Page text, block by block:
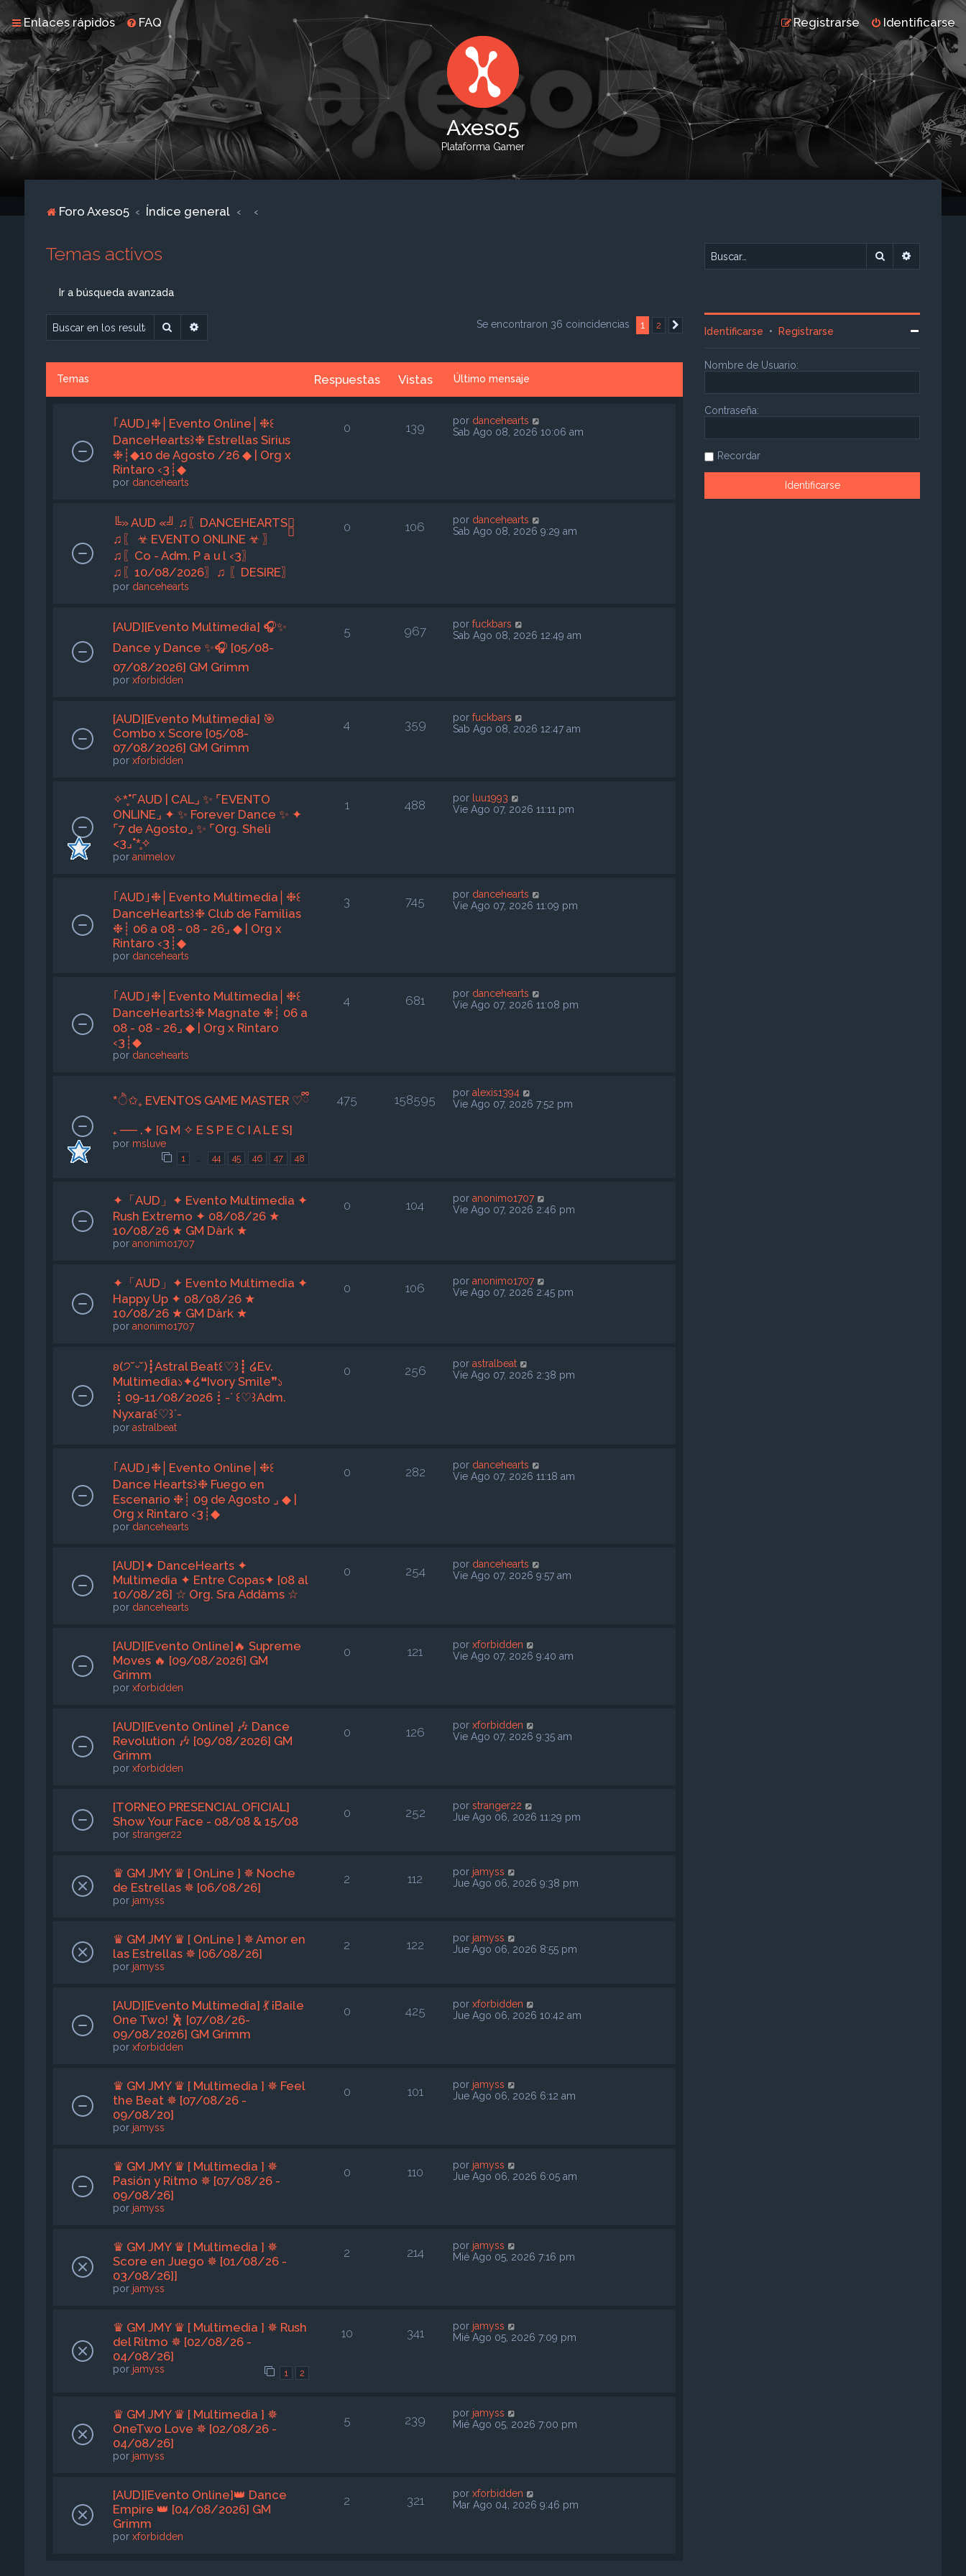
Enlaces rápidos FAQ Identificarse
Registrarse
Axeso5
Plataforma Gamer
Foro Axeso5 Índice general
Temas activos
Ir a búsqueda avanzada
Buscar Se encontraron 36 coincidencias 1 2 Siguiente
Temas Respuestas Vistas Último mensaje
｢AUD｣❉│Evento Online│❉꒰
DanceHearts꒱❉ Estrellas Sirius
❉┊◆10 de Agosto /26 ◆ | Org x
Rintaro ‹3┊◆
por dancehearts
0 139 por dancehearts
Sab Ago 08, 2026 10:06 am
╚» AUD «╝ִ ♫〖DANCEHEARTS〗ִ
♫〖 ☣︎ EVENTO ONLINE ☣︎ 〗
♫〖Co - Adm. P a u l ‹3〗
♫〖10/08/2026〗♫ 〖DESIRE〗
por dancehearts
0 106 por dancehearts
Sab Ago 08, 2026 9:29 am
[AUD][Evento Multimedia] 🎧✨
Dance y Dance ✨🎧 [05/08-
07/08/2026] GM Grimm
por xforbidden
5 967 porfuckbars
Sab Ago 08, 2026 12:49 am
[AUD][Evento Multimedia] 🎯
Combo x Score [05/08-
07/08/2026] GM Grimm
por xforbidden
4 359 porfuckbars
Sab Ago 08, 2026 12:47 am
✧*̥˚⌜AUD | CAL⌟ ✨ ⌜EVENTO
ONLINE⌟ ✦ ✨ Forever Dance ✨ ✦
⌜7 de Agosto⌟ ✨ ⌜Org. Sheli
<3⌟˚*̥✧
por animelov
1 488 por luu1993
Vie Ago 07, 2026 11:11 pm
｢AUD｣❉│Evento Multimedia│❉꒰
DanceHearts꒱❉ Club de Familias
❉┊ 06 a 08 - 08 - 26⌟ ◆ | Org x
Rintaro ‹3┊◆
por dancehearts
3 745 por dancehearts
Vie Ago 07, 2026 11:09 pm
｢AUD｣❉│Evento Multimedia│❉꒰
DanceHearts꒱❉ Magnate ❉┊ 06 a
08 - 08 - 26⌟ ◆ | Org x Rintaro
‹3┊◆
por dancehearts
4 681 por dancehearts
Vie Ago 07, 2026 11:08 pm
*ੈ✩₊ EVENTOS GAME MASTER ♡ྀི
₊ ── .✦ [G M ✧ E S P E C I A L E S]
por msluve
1 … 44 45 46 47 48
475 158595 poralexis1394
Vie Ago 07, 2026 7:52 pm
✦「AUD」✦ Evento Multimedia ✦
Rush Extremo ✦ 08/08/26 ★
10/08/26 ★ GM Dàrk ★
por anonimo1707
0 104 poranonimo1707
Vie Ago 07, 2026 2:46 pm
✦「AUD」✦ Evento Multimedia ✦
Happy Up ✦ 08/08/26 ★
10/08/26 ★ GM Dàrk ★
por anonimo1707
0 106 poranonimo1707
Vie Ago 07, 2026 2:45 pm
ʚ(੭˘ᵕ˘)┋Astral Beat꒰♡︎꒱┋ ໒Ev.
Multimedia১✦໒❝Ivory Smile❞১
┋09-11/08/2026┋-` ꒰♡︎꒱Adm.
Nyxara꒰♡︎꒱´-
por astralbeat
0 256 porastralbeat
Vie Ago 07, 2026 2:38 pm
｢AUD｣❉│Evento Online│❉꒰
Dance Hearts꒱❉ Fuego en
Escenario ❉┊ 09 de Agosto ⌟ ◆ |
Org x Rintaro ‹3┊◆
por dancehearts
0 282 por dancehearts
Vie Ago 07, 2026 11:18 am
[AUD]✦ DanceHearts ✦
Multimedia ✦ Entre Copas✦ [08 al
10/08/26] ☆ Org. Sra Addàms ☆
por dancehearts
0 254 por dancehearts
Vie Ago 07, 2026 9:57 am
[AUD][Evento Online]🔥 Supreme
Moves 🔥 [09/08/2026] GM
Grimm
por xforbidden
0 121 porxforbidden
Vie Ago 07, 2026 9:40 am
[AUD][Evento Online] 🎶 Dance
Revolution 🎶 [09/08/2026] GM
Grimm
por xforbidden
0 126 porxforbidden
Vie Ago 07, 2026 9:35 am
[TORNEO PRESENCIAL OFICIAL]
Show Your Face - 08/08 & 15/08
por stranger22
0 252 porstranger22
Jue Ago 06, 2026 11:29 pm
♛ GM JMY ♛ [ OnLine ] ✵ Noche
de Estrellas ✵ [06/08/26]
por jamyss
2 112 por jamyss
Jue Ago 06, 2026 9:38 pm
♛ GM JMY ♛ [ OnLine ] ✵ Amor en
las Estrellas ✵ [06/08/26]
por jamyss
2 122 por jamyss
Jue Ago 06, 2026 8:55 pm
[AUD][Evento Multimedia] 💃 ¡Baile
One Two! 🕺 [07/08/26-
09/08/2026] GM Grimm
por xforbidden
0 425 porxforbidden
Jue Ago 06, 2026 10:42 am
♛ GM JMY ♛ [ Multimedia ] ✵ Feel
the Beat ✵ [07/08/26 -
09/08/20]
por jamyss
0 101 por jamyss
Jue Ago 06, 2026 6:12 am
♛ GM JMY ♛ [ Multimedia ] ✵
Pasión y Ritmo ✵ [07/08/26 -
09/08/26]
por jamyss
0 110 por jamyss
Jue Ago 06, 2026 6:05 am
♛ GM JMY ♛ [ Multimedia ] ✵
Score en Juego ✵ [01/08/26 -
03/08/26]]
por jamyss
2 214 por jamyss
Mié Ago 05, 2026 7:16 pm
♛ GM JMY ♛ [ Multimedia ] ✵ Rush
del Ritmo ✵ [02/08/26 -
04/08/26]
por jamyss 1 2
10 341 por jamyss
Mié Ago 05, 2026 7:09 pm
♛ GM JMY ♛ [ Multimedia ] ✵
OneTwo Love ✵ [02/08/26 -
04/08/26]
por jamyss
5 239 por jamyss
Mié Ago 05, 2026 7:00 pm
[AUD][Evento Online]👑 Dance
Empire 👑 [04/08/2026] GM
Grimm
por xforbidden
2 321 porxforbidden
Mar Ago 04, 2026 9:46 pm
Buscar
Identificarse • Registrarse
Nombre de Usuario:
Contraseña:
Recordar